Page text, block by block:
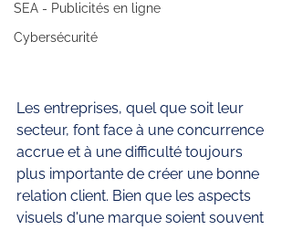
SEA - Publicités en ligne
Cybersécurité
Les entreprises, quel que soit leur
secteur, font face à une concurrence
accrue et à une difficulté toujours
plus importante de créer une bonne
relation client. Bien que les aspects
visuels d'une marque soient souvent